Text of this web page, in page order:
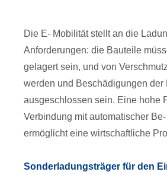
Die E- Mobilität stellt an die
Anforderungen: die Bauteile
gelagert sein, und von
werden und Beschädigungen der
ausgeschlossen sein. Eine hohe
Verbindung mit automatischer
ermöglicht eine wirtschaftliche
Sonderladungsträger für den